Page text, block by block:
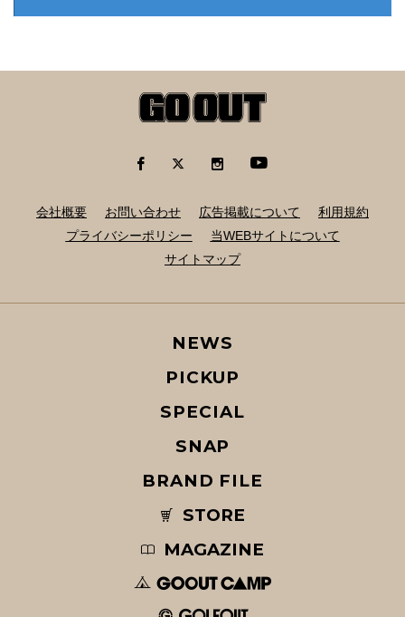
会社概要 お問い合わせ 広告掲載について
利用規約
プライバシーポリシー
当WEBサイトについて
サイトマップ
NEWS
PICKUP
SPECIAL
SNAP
BRAND FILE
STORE
MAGAZINE